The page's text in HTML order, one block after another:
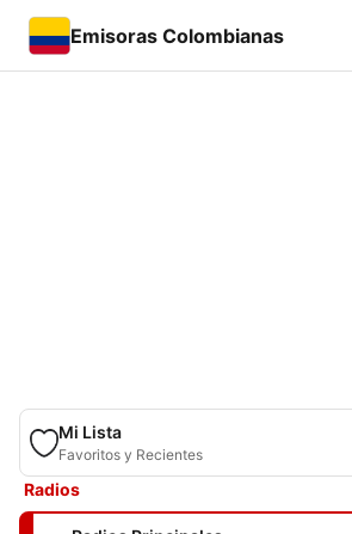
Emisoras Colombianas
Mi Lista
Favoritos y Recientes
Radios